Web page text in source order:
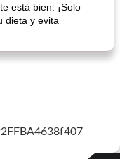
está bien. ¡Solo
dieta y evita